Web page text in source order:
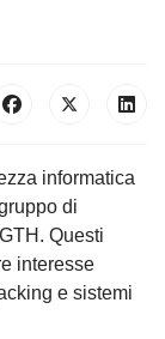
informatica
di
Questi
interesse
e sistemi